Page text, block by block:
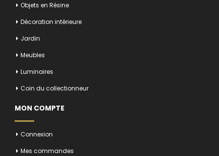
Objets en Résine
Décoration intérieure
Jardin
Meubles
Luminaires
Coin du collectionneur
MON COMPTE
Connexion
Mes commandes